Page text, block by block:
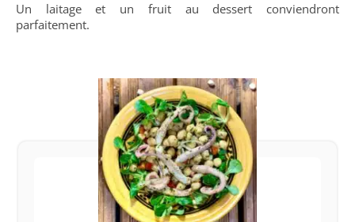
Un laitage et un fruit au dessert conviendront
parfaitement.